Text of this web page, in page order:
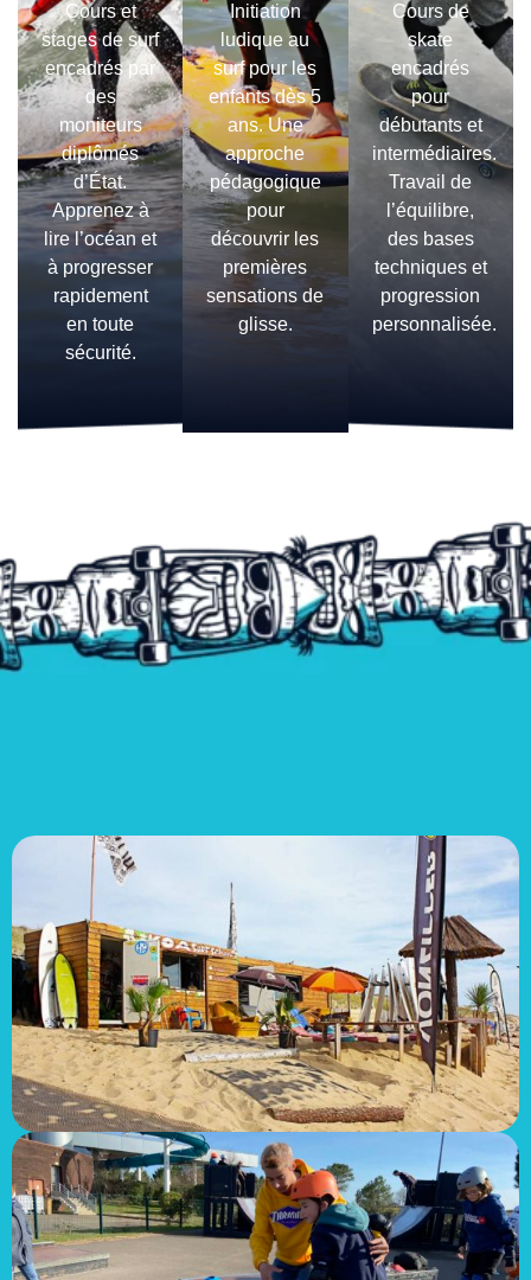
Cours et
stages de surf
encadrés par
des
moniteurs
diplômés
d’État.
Apprenez à
lire l’océan et
à progresser
rapidement
en toute
sécurité.
Initiation
ludique au
surf pour les
enfants dès 5
ans. Une
approche
pédagogique
pour
découvrir les
premières
sensations de
glisse.
Cours de
skate
encadrés
pour
débutants et
intermédiaires.
Travail de
l’équilibre,
des bases
techniques et
progression
personnalisée.